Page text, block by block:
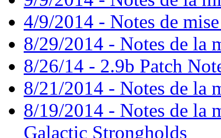
4/9/2014 - Notes de
8/29/2014 - Notes de la
8/26/14 - 2.9b Patch
8/21/2014 - Notes de la
8/19/2014 - Notes de la
Galactic Strongholds